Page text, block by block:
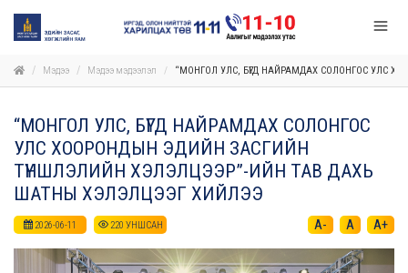
Мэдээ Мэдээ мэдээлэл “МОНГОЛ УЛС, БҮГД НАЙРАМДАХ СОЛОНГОС УЛС
“МОНГОЛ УЛС, БҮГД НАЙРАМДАХ СОЛОНГОС
УЛС ХООРОНДЫН ЭДИЙН ЗАСГИЙН
ТҮНШЛЭЛИЙН ХЭЛЭЛЦЭЭР”-ИЙН ТАВ ДАХЬ
ШАТНЫ ХЭЛЭЛЦЭЭГ ХИЙЛЭЭ
2026-06-11 220 УНШСАН A- A A+